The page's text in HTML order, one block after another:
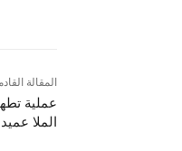
المقالة
عملية
الملا